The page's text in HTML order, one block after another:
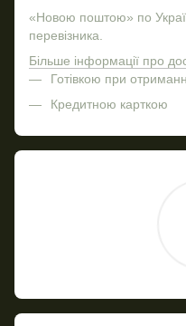
«Новою поштою» по
перевізника.
Більше інформації про
Готівкою при
Кредитною карткою